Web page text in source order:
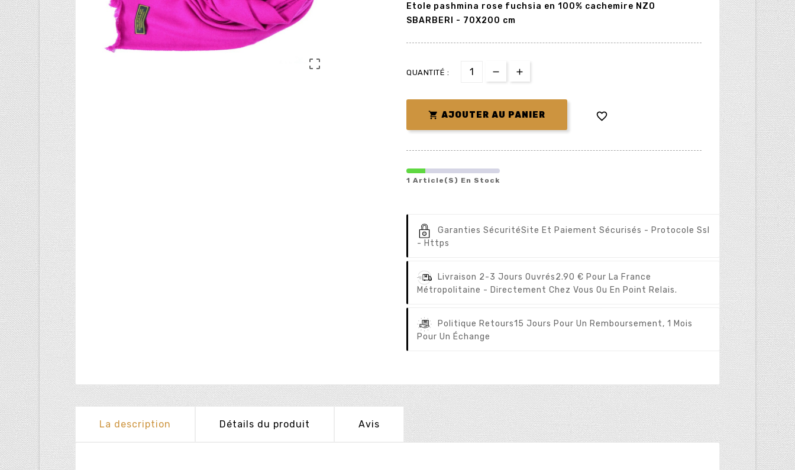

Etole pashmina rose fuchsia en 100% cachemire NZO
SBARBERI - 70X200 cm
QUANTITÉ :
 AJOUTER AU PANIER 
1 Article(s) En Stock
Garanties SécuritéSite Et Paiement Sécurisés - Protocole Ssl
- Https
Livraison 2-3 Jours Ouvrés2.90 € Pour La France
Métropolitaine - Directement Chez Vous Ou En Point Relais.
Politique Retours15 Jours Pour Un Remboursement, 1 Mois
Pour Un Échange
La description Détails du produit Avis